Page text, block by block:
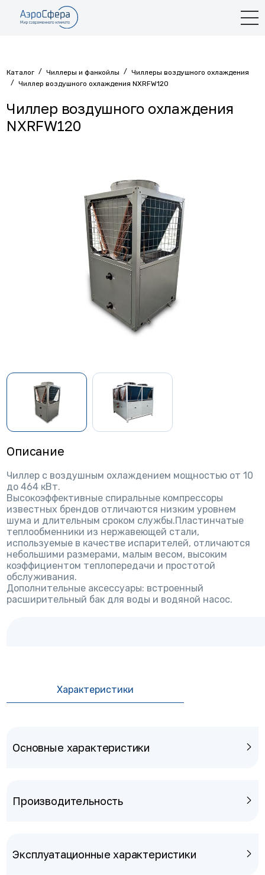
Каталог / Чиллеры и фанкойлы / Чиллеры воздушного охлаждения
/ Чиллер воздушного охлаждения NXRFW120
Чиллер воздушного охлаждения
NXRFW120
Описание
Чиллер с воздушным охлаждением мощностью от 10
до 464 кВт.
Высокоэффективные спиральные компрессоры
известных брендов отличаются низким уровнем
шума и длительным сроком службы.Пластинчатые
теплообменники из нержавеющей стали,
используемые в качестве испарителей, отличаются
небольшими размерами, малым весом, высоким
коэффициентом теплопередачи и простотой
обслуживания.
Дополнительные аксессуары: встроенный
расширительный бак для воды и водяной насос.
Характеристики
Основные характеристики
Производительность
Эксплуатационные характеристики